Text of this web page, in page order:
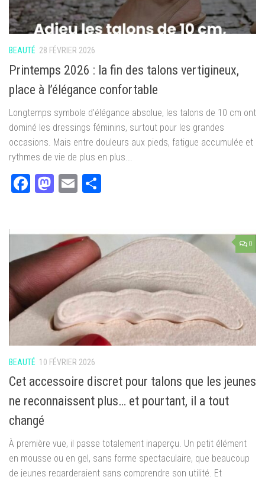
BEAUTÉ 28 FÉVRIER 2026
Printemps 2026 : la fin des talons vertigineux,
place à l’élégance confortable
Longtemps symbole d’élégance absolue, les talons de 10 cm ont
dominé les dressings féminins, surtout pour les grandes
occasions. Mais entre douleurs aux pieds, fatigue accumulée et
rythmes de vie de plus en plus...
Facebook
Mastodon
Email
0
BEAUTÉ 10 FÉVRIER 2026
Cet accessoire discret pour talons que les jeunes
ne reconnaissent plus… et pourtant, il a tout
changé
À première vue, il passe totalement inaperçu. Un petit élément
en mousse ou en gel, sans forme spectaculaire, que beaucoup
de jeunes regarderaient sans comprendre son utilité. Et